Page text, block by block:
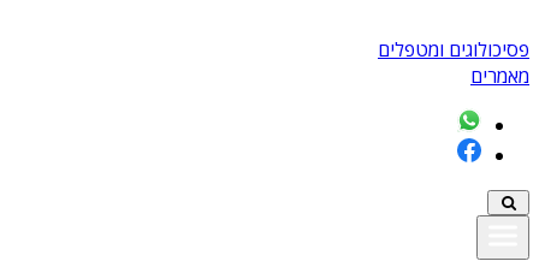
פסיכולוגים ומטפלים
מאמרים